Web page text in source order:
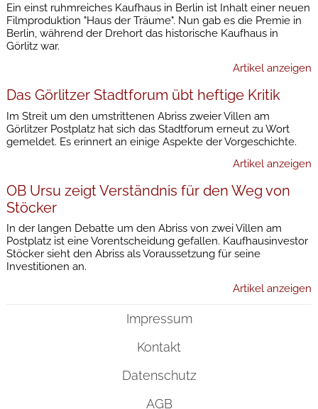
Ein einst ruhmreiches Kaufhaus in Berlin ist Inhalt einer neuen
Filmproduktion "Haus der Träume". Nun gab es die Premie in
Berlin, während der Drehort das historische Kaufhaus in
Görlitz war.
Artikel anzeigen
Das Görlitzer Stadtforum übt heftige Kritik
Im Streit um den umstrittenen Abriss zweier Villen am
Görlitzer Postplatz hat sich das Stadtforum erneut zu Wort
gemeldet. Es erinnert an einige Aspekte der Vorgeschichte.
Artikel anzeigen
OB Ursu zeigt Verständnis für den Weg von
Stöcker
In der langen Debatte um den Abriss von zwei Villen am
Postplatz ist eine Vorentscheidung gefallen. Kaufhausinvestor
Stöcker sieht den Abriss als Voraussetzung für seine
Investitionen an.
Artikel anzeigen
Impressum
Kontakt
Datenschutz
AGB